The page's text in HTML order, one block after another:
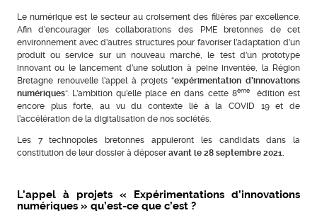
Le numérique est le secteur au croisement des filières par excellence.
Afin d’encourager les collaborations des PME bretonnes de cet
environnement avec d’autres structures pour favoriser l’adaptation d’un
produit ou service sur un nouveau marché, le test d’un prototype
innovant ou le lancement d’une solution à peine inventée, la Région
Bretagne renouvelle l’appel à projets “expérimentation d’innovations
numériques”. L’ambition qu’elle place en dans cette 8èmeédition est
encore plus forte, au vu du contexte lié à la COVID 19 et de
l’accélération de la digitalisation de nos sociétés.
Les 7 technopoles bretonnes appuieront les candidats dans la
constitution de leur dossier à déposeravant le 28 septembre 2021.
L’appel à projets « Expérimentations d’innovations
numériques » qu’est-ce que c’est ?